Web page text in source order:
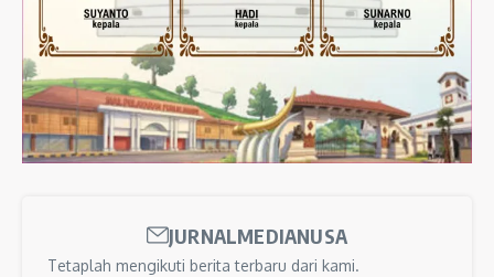
JURNALMEDIANUSA
Tetaplah mengikuti berita terbaru dari kami.